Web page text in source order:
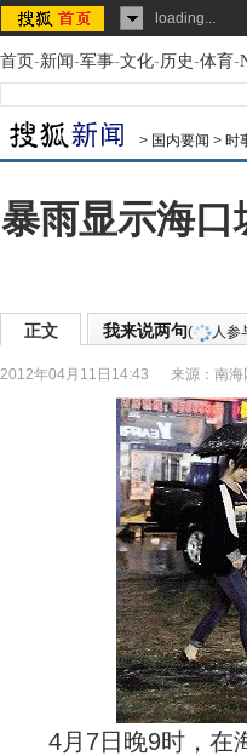
loading...
首页-新闻-军事-文化-历史-体育-
> 国内要闻 > 时
暴雨显示海口
正文 我来说两句( 人参
2012年04月11日14:43 来源： 南海
4月7日晚9时，在海